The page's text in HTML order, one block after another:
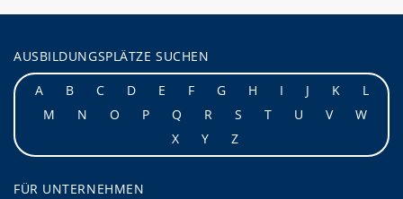
AUSBILDUNGSPLÄTZE SUCHEN
A
B C D E F G H I J K
L
M
N O P Q R S T U V
W
X
Y Z
FÜR UNTERNEHMEN